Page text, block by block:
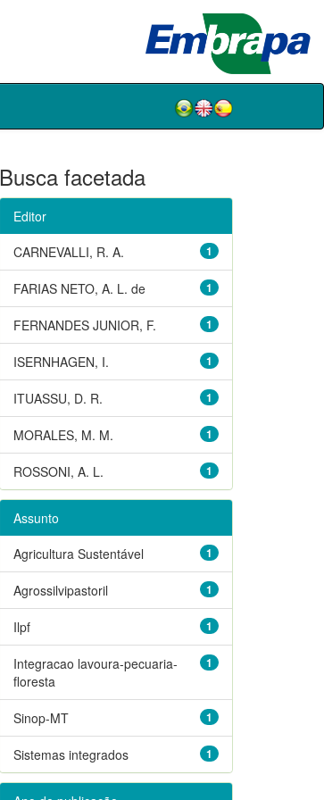
Busca facetada
Editor
1
CARNEVALLI, R. A.
1
FARIAS NETO, A. L. de
1
FERNANDES JUNIOR, F.
1
ISERNHAGEN, I.
1
ITUASSU, D. R.
1
MORALES, M. M.
1
ROSSONI, A. L.
Assunto
1
Agricultura Sustentável
1
Agrossilvipastoril
1
Ilpf
1
Integracao lavoura-pecuaria-
floresta
1
Sinop-MT
1
Sistemas integrados